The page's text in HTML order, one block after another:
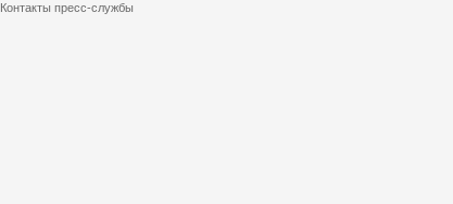
Контакты пресс-службы